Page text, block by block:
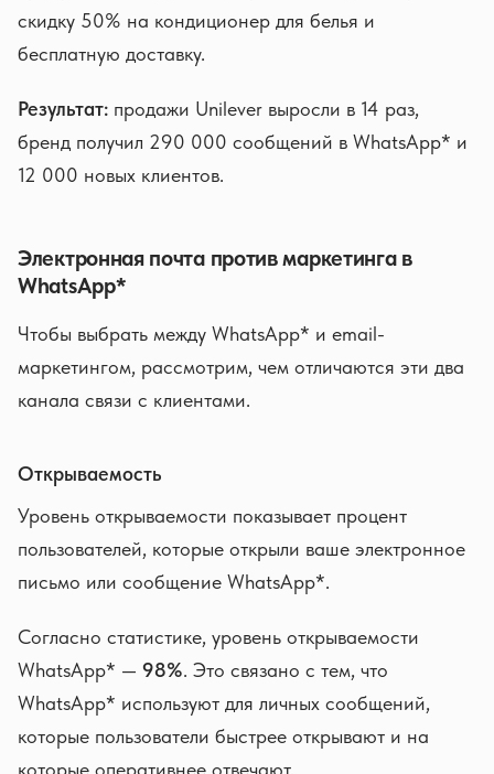
скидку 50% на кондиционер для белья и
бесплатную доставку.
Результат: продажи Unilever выросли в 14 раз,
бренд получил 290 000 сообщений в WhatsApp* и
12 000 новых клиентов.
Электронная почта против маркетинга в
WhatsApp*
Чтобы выбрать между WhatsApp* и email-
маркетингом, рассмотрим, чем отличаются эти два
канала связи с клиентами.
Открываемость
Уровень открываемости показывает процент
пользователей, которые открыли ваше электронное
письмо или сообщение WhatsApp*.
Согласно статистике, уровень открываемости
WhatsApp* — 98%. Это связано с тем, что
WhatsApp* используют для личных сообщений,
которые пользователи быстрее открывают и на
которые оперативнее отвечают.